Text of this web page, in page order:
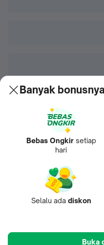
Banyak
Bebas Ongkir setiap
hari
Selalu ada diskon
Buka